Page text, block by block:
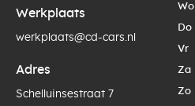
Werkplaats
werkplaats@cd-cars.nl
Adres
Schelluinsestraat 7
Wo
Do
Vr
Za
Zo